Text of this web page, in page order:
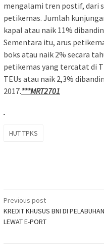
mengalami tren postif, dari
petikemas. Jumlah
kapal atau naik 11%
Sementara itu, arus
boks atau naik 2% secara
petikemas yang tercatat di
TEUs atau naik 2,3%
2017.***MRT2701
HUT TPKS
Post
navigation
Previous post
KREDIT KHUSUS BNI DI PELABUHAN
LEWAT E-PORT